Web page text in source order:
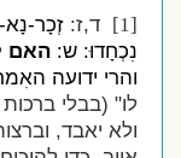
[1] ד,ז:זְכָר-נָא--
נִכְחָדוּ: ש:האם לא
והרי ידועה
לו" (בבלי ברכות
ולא יאבד,